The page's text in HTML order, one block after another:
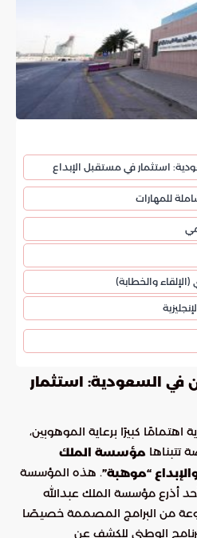
استثمار في مستقبل الإبداع
للمهارات
(الإلقاء والخطابة)
في السعودية: استثمار
اهتمامًا كبيرًا برعاية الموهوبين،
مؤسسة الملك
“موهبة”. هذه المؤسسة
أحد أذرع مؤسسة الملك عبدالله
من البرامج المصممة خصيصًا
الوطني للكشف عن